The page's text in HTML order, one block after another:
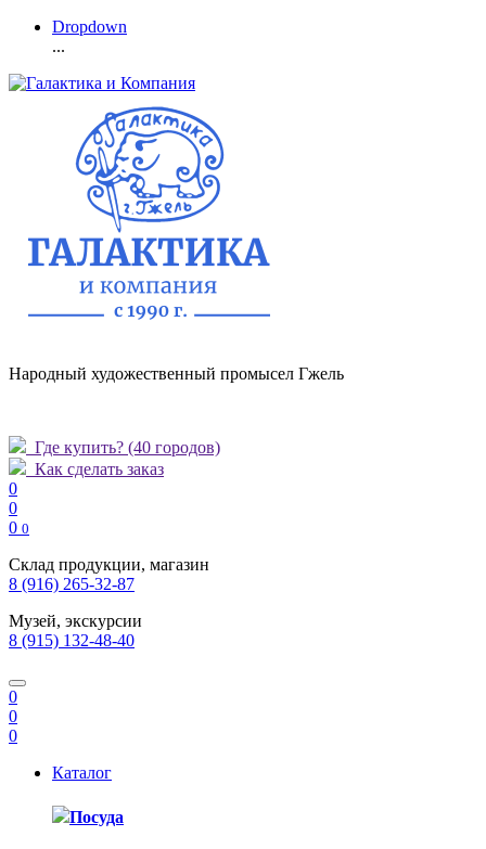
Dropdown
...
Народный художественный промысел Гжель
Где купить? (40 городов)
Как сделать заказ
0
0
0 0
Склад продукции, магазин
8 (916) 265-32-87
Музей, экскурсии
8 (915) 132-48-40
0
0
0
Каталог
Посуда